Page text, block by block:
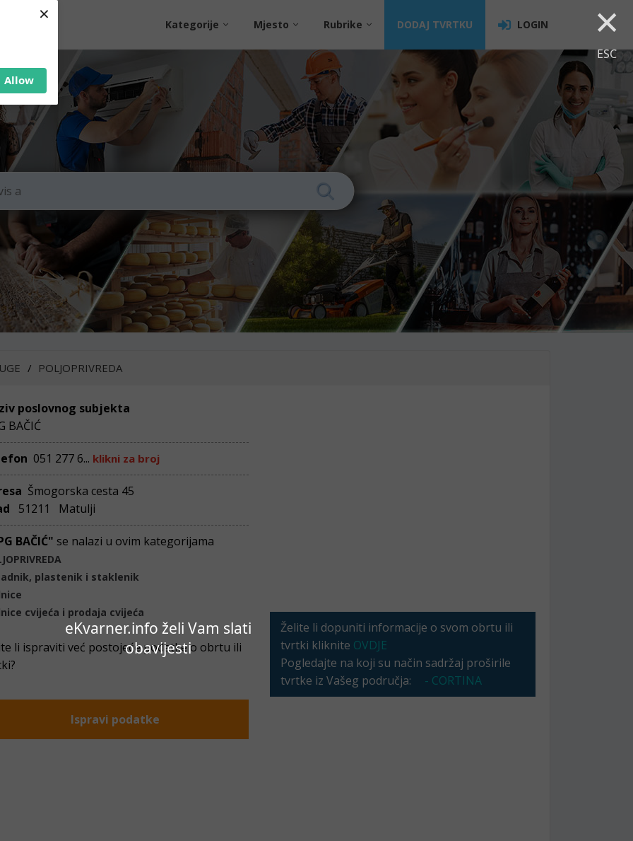
Allow
× ×
ESC
eKvarner.info želi Vam slati
obavijesti
Kategorije Mjesto Rubrike DODAJ TVRTKU LOGIN
POLJOPRIVREDA
poslovnog subjekta
BAČIĆ
051 277 6... klikni za broj
Šmogorska cesta 45
51211 Matulji
BAČIĆ" se nalazi u ovim kategorijama
plastenik i staklenik
cvijeća i prodaja cvijeća
li ispraviti već postojeće podatke o obrtu ili
Ispravi podatke
Želite li dopuniti informacije o svom obrtu ili
tvrtki kliknite OVDJE
Pogledajte na koji su način sadržaj proširile
tvrtke iz Vašeg područja:
- CORTINA